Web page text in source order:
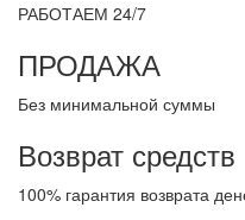
РАБОТАЕМ 24/7
ПРОДАЖА
Без минимальной суммы
Возврат средств
100% гарантия возврата